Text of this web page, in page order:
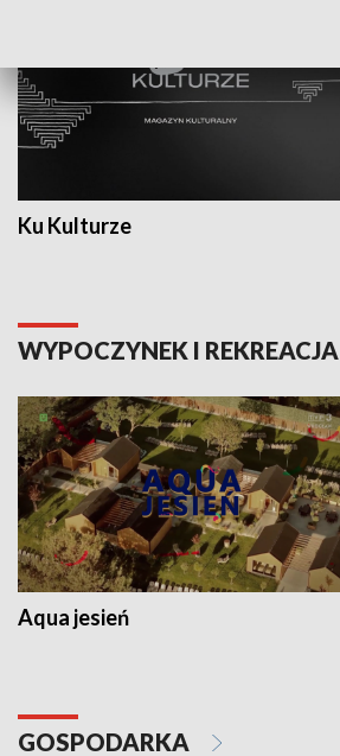
Ku Kulturze
WYPOCZYNEK I REKREACJA
Aqua jesień
GOSPODARKA